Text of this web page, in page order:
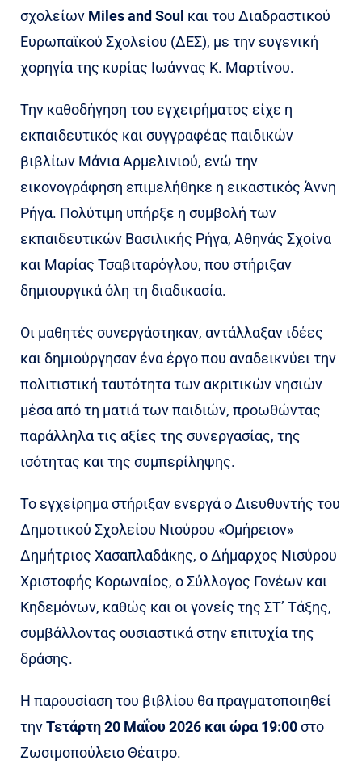
σχολείων Miles and Soul και του Διαδραστικού
Ευρωπαϊκού Σχολείου (ΔΕΣ), με την ευγενική
χορηγία της κυρίας Ιωάννας Κ. Μαρτίνου.
Την καθοδήγηση του εγχειρήματος είχε η
εκπαιδευτικός και συγγραφέας παιδικών
βιβλίων Μάνια Αρμελινιού, ενώ την
εικονογράφηση επιμελήθηκε η εικαστικός Άννη
Ρήγα. Πολύτιμη υπήρξε η συμβολή των
εκπαιδευτικών Βασιλικής Ρήγα, Αθηνάς Σχοίνα
και Μαρίας Τσαβιταρόγλου, που στήριξαν
δημιουργικά όλη τη διαδικασία.
Οι μαθητές συνεργάστηκαν, αντάλλαξαν ιδέες
και δημιούργησαν ένα έργο που αναδεικνύει την
πολιτιστική ταυτότητα των ακριτικών νησιών
μέσα από τη ματιά των παιδιών, προωθώντας
παράλληλα τις αξίες της συνεργασίας, της
ισότητας και της συμπερίληψης.
Το εγχείρημα στήριξαν ενεργά ο Διευθυντής του
Δημοτικού Σχολείου Νισύρου «Ομήρειον»
Δημήτριος Χασαπλαδάκης, ο Δήμαρχος Νισύρου
Χριστοφής Κορωναίος, ο Σύλλογος Γονέων και
Κηδεμόνων, καθώς και οι γονείς της ΣΤ’ Τάξης,
συμβάλλοντας ουσιαστικά στην επιτυχία της
δράσης.
Η παρουσίαση του βιβλίου θα πραγματοποιηθεί
τηνΤετάρτη 20 Μαΐου 2026 και ώρα 19:00στο
Ζωσιμοπούλειο Θέατρο.